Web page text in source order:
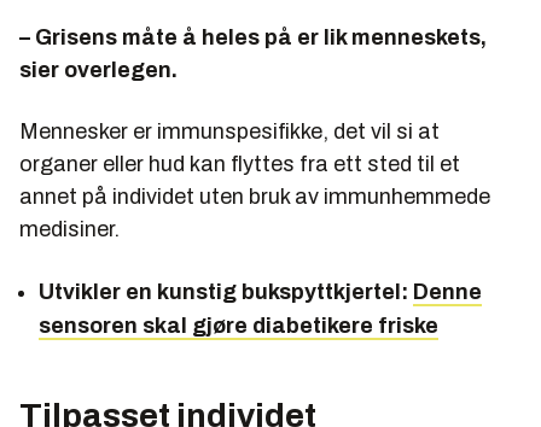
– Grisens måte å heles på er lik menneskets,
sier overlegen.
Mennesker er immunspesifikke, det vil si at
organer eller hud kan flyttes fra ett sted til et
annet på individet uten bruk av immunhemmede
medisiner.
Utvikler en kunstig bukspyttkjertel: Denne
sensoren skal gjøre diabetikere friske
Tilpasset individet